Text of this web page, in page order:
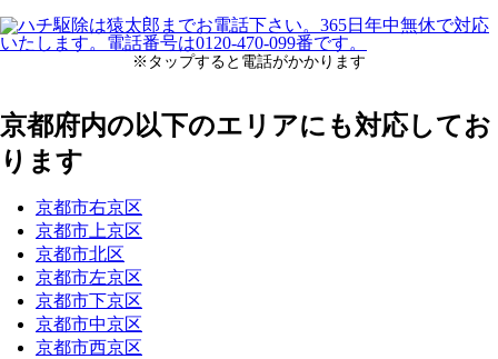
※タップすると電話がかかります
京都府内の以下のエリアにも対応してお
ります
京都市右京区
京都市上京区
京都市北区
京都市左京区
京都市下京区
京都市中京区
京都市西京区